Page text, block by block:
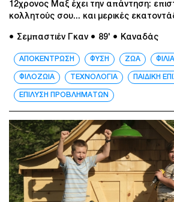
12χρονος Μαξ έχει την απάντηση:
κολλητούς σου... και μερικές
● Σεμπαστιέν Γκαν ● 89' ● Καναδάς
ΑΠΟΚΕΝΤΡΩΣΗ ΦΥΣΗ ΖΩΑ ΦΙΛΙΑ
ΦΙΛΟΖΩΙΑ ΤΕΧΝΟΛΟΓΙΑ ΠΑΙΔΙΚΗ
ΕΠΙΛΥΣΗ ΠΡΟΒΛΗΜΑΤΩΝ